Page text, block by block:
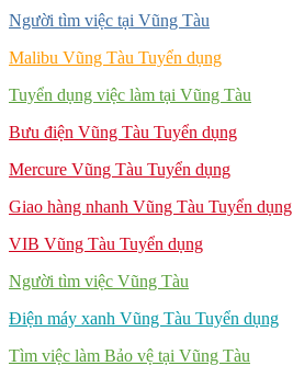
Người tìm việc tại Vũng Tàu
Malibu Vũng Tàu Tuyển dụng
Tuyển dụng việc làm tại Vũng Tàu
Bưu điện Vũng Tàu Tuyển dụng
Mercure Vũng Tàu Tuyển dụng
Giao hàng nhanh Vũng Tàu Tuyển dụng
VIB Vũng Tàu Tuyển dụng
Người tìm việc Vũng Tàu
Điện máy xanh Vũng Tàu Tuyển dụng
Tìm việc làm Bảo vệ tại Vũng Tàu